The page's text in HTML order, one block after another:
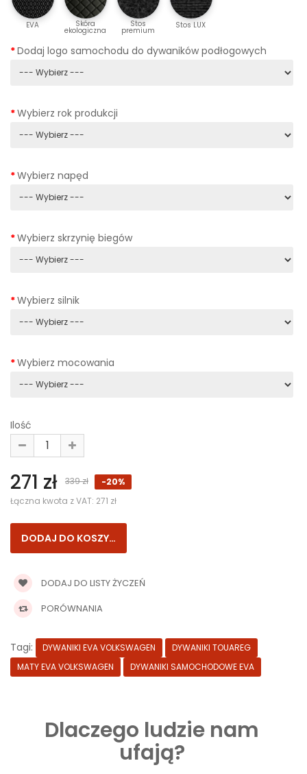
EVA Skóra
ekologiczna
Stos
premium
Stos LUX
Dodaj logo samochodu do dywaników podłogowych
Wybierz rok produkcji
Wybierz napęd
Wybierz skrzynię biegów
Wybierz silnik
Wybierz mocowania
Ilość
271 zł 339 zł
-20%
Łączna kwota z VAT: 271 zł
DODAJ DO LISTY ŻYCZEŃ
PORÓWNANIA
Tagi: DYWANIKI EVA VOLKSWAGEN
DYWANIKI TOUAREG
MATY EVA VOLKSWAGEN
DYWANIKI SAMOCHODOWE EVA
Dlaczego ludzie nam
ufają?